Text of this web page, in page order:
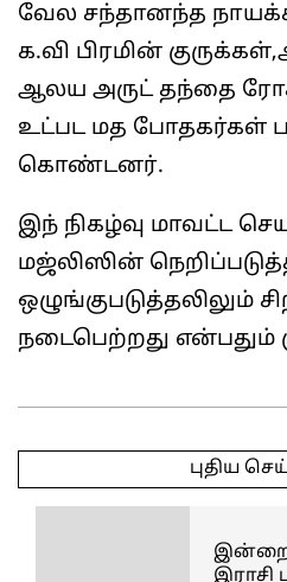
வேல சந்தானந்த
க.வி பிரமின்
ஆலய அருட் தந்தை
உட்பட மத போதகர்கள்
கொண்டனர்.
இந் நிகழ்வு மாவட்ட
மஜ்லிஸின்
ஒழுங்குபடுத்தலிலும்
நடைபெற்றது என்பதும்
03-
புதிய